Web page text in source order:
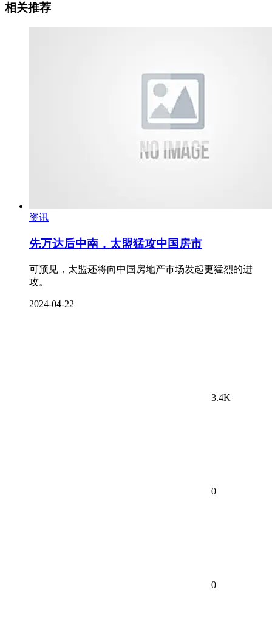
相关推荐
资讯
先万达后中南，太盟猛攻中国房市
可预见，太盟还将向中国房地产市场发起更猛烈的进
攻。
2024-04-22
3.4K
0
0